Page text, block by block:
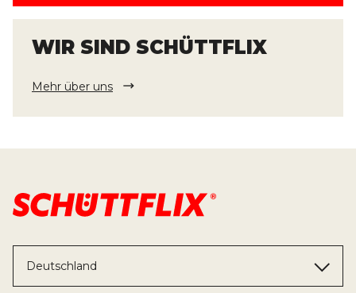
WIR SIND SCHÜTTFLIX
Mehr über uns
Deutschland